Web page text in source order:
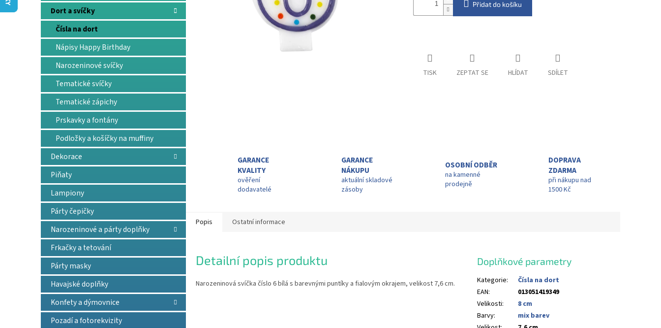
l
Dort a svíčky
Čísla na dort
Nápisy Happy Birthday
Narozeninové svíčky
Tematické svíčky
Tematické zápichy
Prskavky a fontány
Podložky a košíčky na muffiny
Dekorace
Piňaty
Lampiony
Párty čepičky
Narozeninové a párty doplňky
Frkačky a tetování
Párty masky
Havajské doplňky
Konfety a dýmovnice
Pozadí a fotorekvizity
Přidat do košíku
TISK ZEPTAT SE HLÍDAT SDÍLET
GARANCE
KVALITY
ověření
dodavatelé
GARANCE
NÁKUPU
aktuální skladové
zásoby
OSOBNÍ ODBĚR
na kamenné
prodejně
DOPRAVA
ZDARMA
při nákupu nad
1500 Kč
Popis Ostatní informace
Detailní popis produktu
Narozeninová svíčka číslo 6 bílá s barevnými puntíky a fialovým okrajem, velikost 7,6 cm.
Doplňkové parametry
Kategorie:
Čísla na dort
EAN:
013051419349
Velikosti:
8 cm
Barvy:
mix barev